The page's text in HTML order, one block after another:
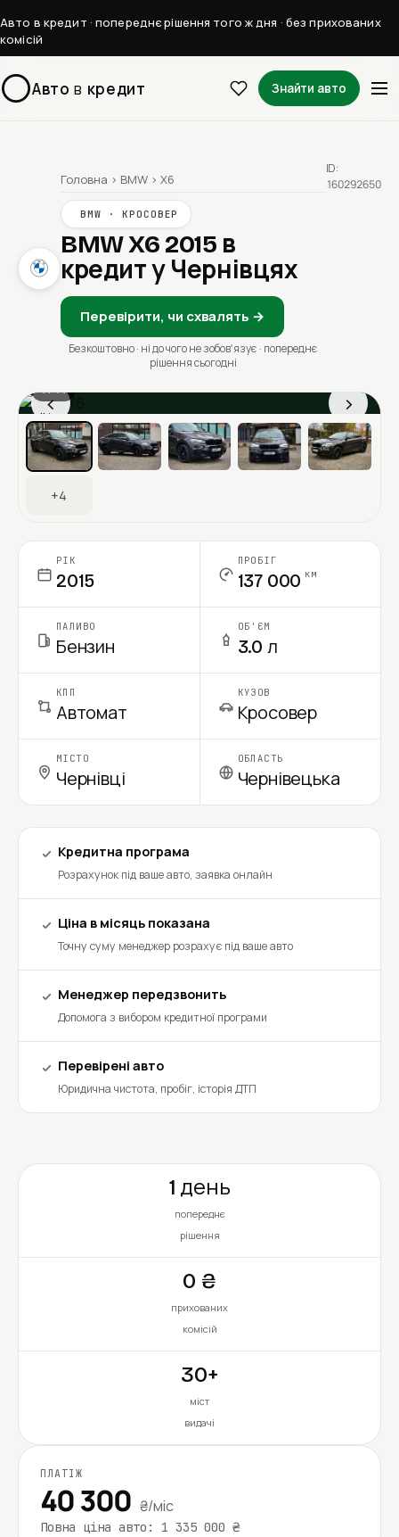
Авто в кредит · попереднє рішення того ж дня · без прихованих
комісій
Авто в кредит Знайти авто
Головна › BMW › X6
BMW · КРОСОВЕР
BMW X6 2015 в
кредит у Чернівцях
Перевірити, чи схвалять →
Безкоштовно · ні до чого не зобовʼязує · попереднє
рішення сьогодні
ID:
160292650
‹ ›
1 / 11
Ціна в місяць
+4
РІК
2015
ПРОБІГ
137 000 км
ПАЛИВО
Бензин
ОБ'ЄМ
3.0 л
КПП
Автомат
КУЗОВ
Кросовер
МІСТО
Чернівці
ОБЛАСТЬ
Чернівецька
Кредитна програма
Розрахунок під ваше авто, заявка онлайн
Ціна в місяць показана
Точну суму менеджер розрахує під ваше авто
Менеджер передзвонить
Допомога з вибором кредитної програми
Перевірені авто
Юридична чистота, пробіг, історія ДТП
1 день
попереднє
рішення
0 ₴
прихованих
комісій
30+
міст
видачі
ПЛАТІЖ
40 300 ₴/міс
Повна ціна авто: 1 335 000 ₴